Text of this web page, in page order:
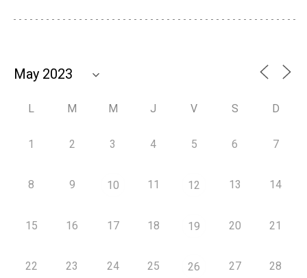
L M M J V S D
1 2 3 4 5 6 7
8 9 10 11 12 13 14
15 16 17 18 19 20 21
22 23 24 25 26 27 28